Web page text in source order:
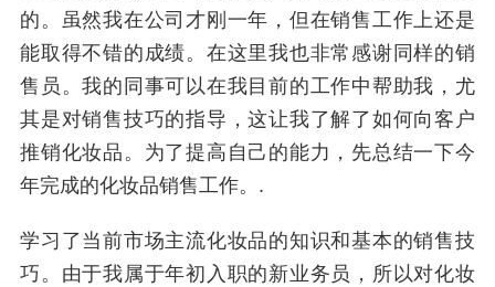
的。虽然我在公司才刚一年，但在销售工作上还是
能取得不错的成绩。在这里我也非常感谢同样的销
售员。我的同事可以在我目前的工作中帮助我，尤
其是对销售技巧的指导，这让我了解了如何向客户
推销化妆品。为了提高自己的能力，先总结一下今
年完成的化妆品销售工作。.
学习了当前市场主流化妆品的知识和基本的销售技
巧。由于我属于年初入职的新业务员，所以对化妆